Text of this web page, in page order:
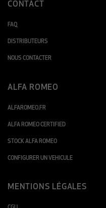
CONTACT
FAQ
DISTRIBUTEURS
NOUS CONTACTER
ALFA ROMEO
ALFAROMEO.FR
ALFA ROMEO CERTIFIED
STOCK ALFA ROMEO
CONFIGURER UN VEHICULE
MENTIONS LÉGALES